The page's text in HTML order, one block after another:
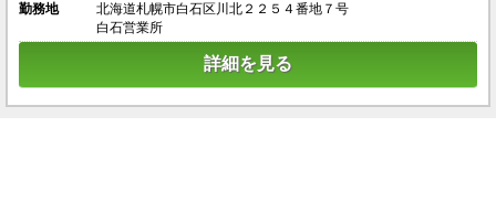
勤務地
北海道札幌市白石区川北２２５４番地７号
白石営業所
詳細を見る